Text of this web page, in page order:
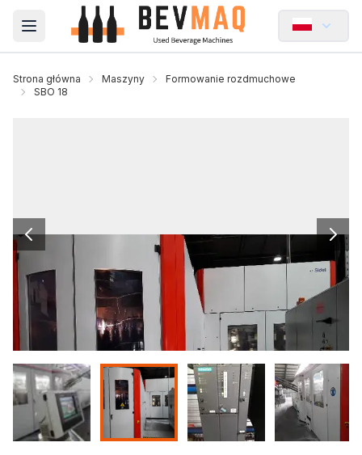
Open main menu
Strona główna Maszyny
Formowanie rozdmuchowe
SBO 18